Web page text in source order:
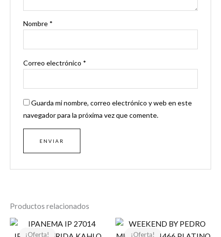
Nombre *
Correo electrónico *
Guarda mi nombre, correo electrónico y web en este
navegador para la próxima vez que comente.
Productos relacionados
¡Oferta!
¡Oferta!
El
El
¡Oferta!
¡Oferta!
El
El